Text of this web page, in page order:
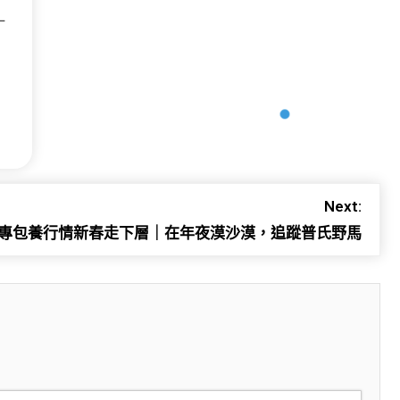
Next:
包養行情新春走下層｜在年夜漠沙漠，追蹤普氏野馬